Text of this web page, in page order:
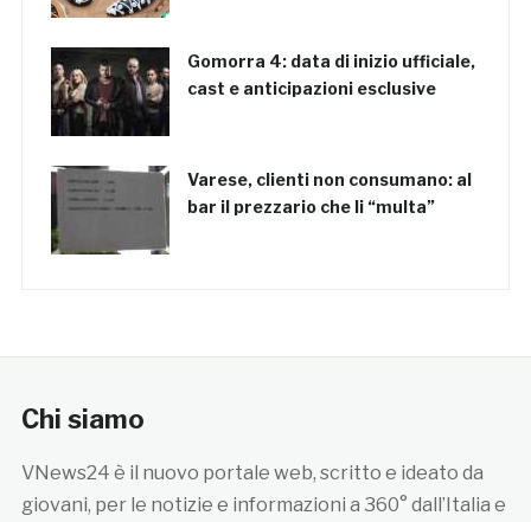
Gomorra 4: data di inizio ufficiale,
cast e anticipazioni esclusive
Varese, clienti non consumano: al
bar il prezzario che li “multa”
Chi siamo
VNews24 è il nuovo portale web, scritto e ideato da
giovani, per le notizie e informazioni a 360° dall’Italia e